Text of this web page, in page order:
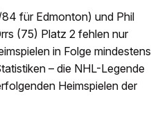
für Edmonton) und Phil
(75) Platz 2 fehlen nur
in Folge mindestens
– die NHL-Legende
Heimspielen der